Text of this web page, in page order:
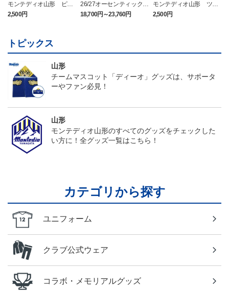
モンテディオ山形 ピカ
チュウ タオルマフラー
2,500円
26/27オーセンティックユ
ニフォーム半袖（FP1st）
18,700円～23,760円
モンテディオ山形 ツン
ベアー タオルマフラー
2,500円
トピックス
山形
チームマスコット「ディーオ」グッズは、サポータ
ーやファン必見！
山形
モンテディオ山形のすべてのグッズをチェックした
い方に！全グッズ一覧はこちら！
カテゴリから探す
ユニフォーム
クラブ公式ウェア
コラボ・メモリアルグッズ